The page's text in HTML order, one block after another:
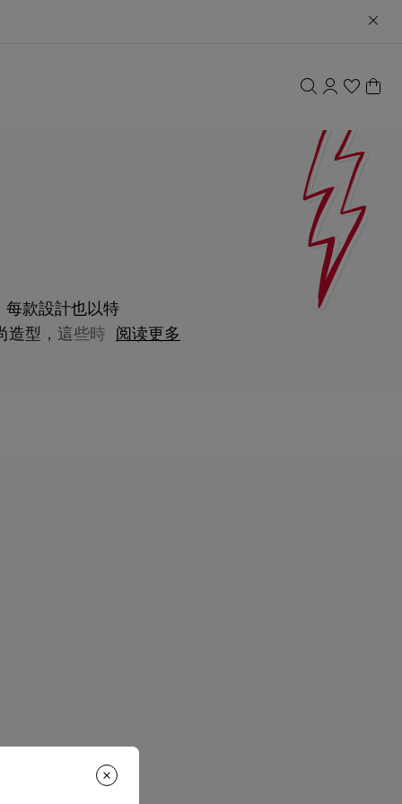
每款設計也以特
造型，這些時尚阅读更多